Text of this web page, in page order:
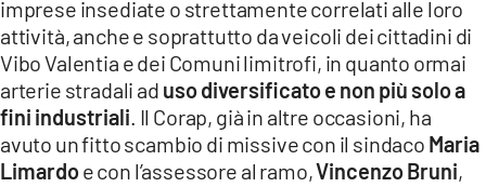
ANDROID
APPLE
imprese insediate o strettamente correlati alle loro
attività, anche e soprattutto da veicoli dei cittadini di
Vibo Valentia e dei Comuni limitrofi, in quanto ormai
arterie stradali ad uso diversificato e non più solo a
fini industriali . Il Corap, già in altre occasioni, ha
avuto un fitto scambio di missive con il sindaco Maria
Limardoe con l’assessore al ramo,VincenzoBruni,